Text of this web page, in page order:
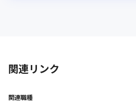
関連リンク
関連職種